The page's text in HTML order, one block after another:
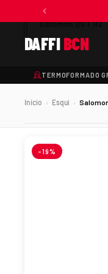
DAFFIBCN
TERMOFORMADO
Salomon QST 92
Inicio › Esquí ›
-19%